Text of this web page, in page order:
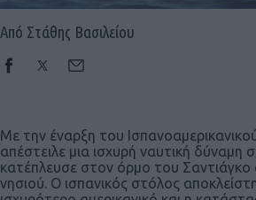
Από Στάθης Βασιλείου
Με την έναρξη του
απέστειλε μια ισχυρή ναυτική δύναμη
κατέπλευσε στον όρμο του Σαντιάγκο
νησιού. Ο ισπανικός στόλος